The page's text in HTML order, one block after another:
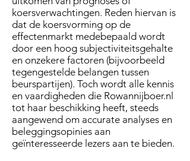
koersverwachtingen. Reden hiervan is
dat de koersvorming op de
effectenmarkt medebepaald wordt
door een hoog subjectiviteitsgehalte
en onzekere factoren (bijvoorbeeld
tegengestelde belangen tussen
beurspartijen). Toch wordt alle kennis
en vaardigheden die Rowannijboer.nl
tot haar beschikking heeft, steeds
aangewend om accurate analyses en
beleggingsopinies aan
geïnteresseerde lezers aan te bieden.